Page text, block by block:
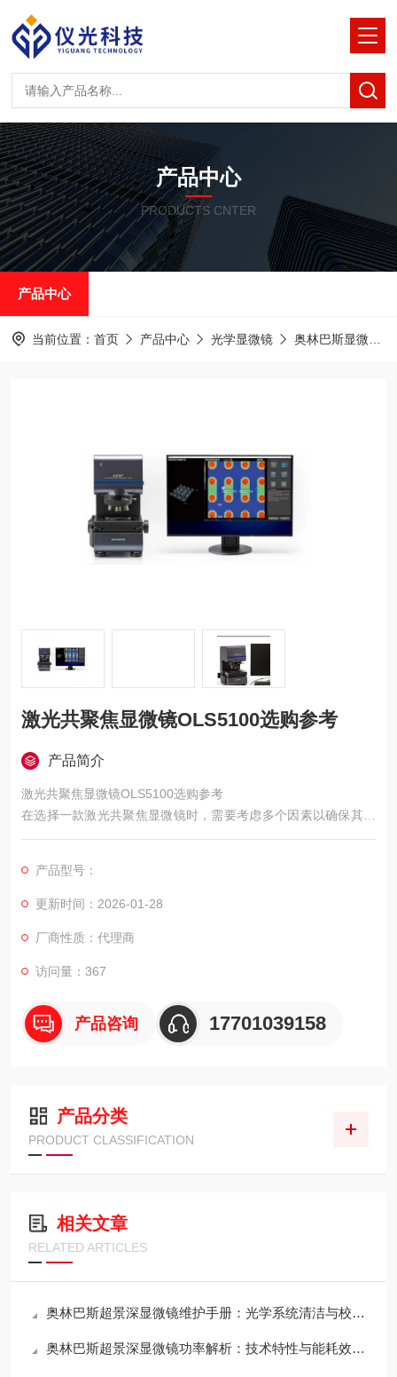
产品中心
PRODUCTS CNTER
产品中心
当前位置： 首页 产品中心 光学显微镜 奥林巴斯显微镜
激光共聚焦显微镜OLS5100选购参考
产品简介
激光共聚焦显微镜OLS5100选购参考
在选择一款激光共聚焦显微镜时，需要考虑多个因素以确保其能
满足具体应用需求。以下是在评估奥林巴斯激光共聚焦显微镜OL
产品型号：
更新时间：2026-01-28
厂商性质：代理商
访问量：367
产品咨询 17701039158
产品分类
PRODUCT CLASSIFICATION
相关文章
RELATED ARTICLES
奥林巴斯超景深显微镜维护手册：光学系统清洁与校准全流程
奥林巴斯超景深显微镜功率解析：技术特性与能耗效率的平衡